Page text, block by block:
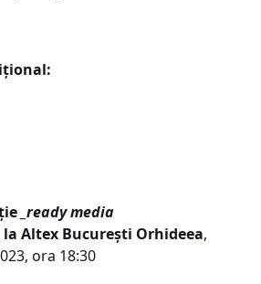
_ready media
la Altex București Orhideea,
ora 18:30